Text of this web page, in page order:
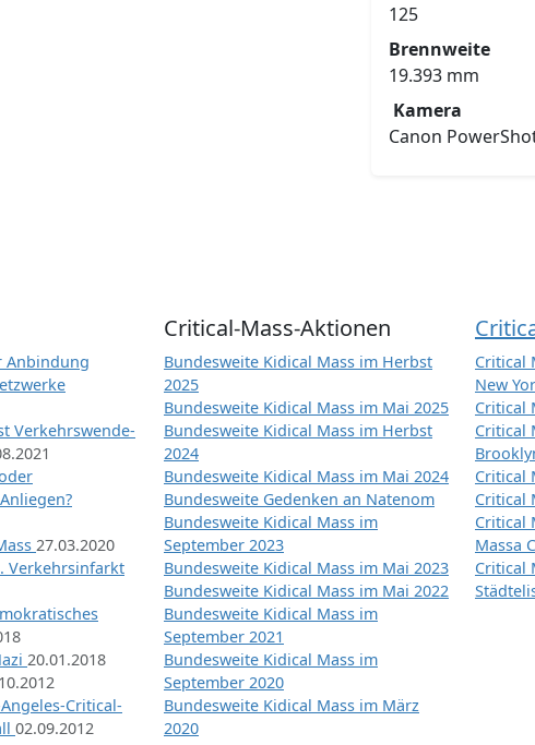
125
Brennweite
19.393 mm
Kamera
Canon
Anbindung
Verkehrswende-
27.03.2020
Verkehrsinfarkt
20.01.2018
Critical-
02.09.2012
Critical-Mass-Aktionen
Bundesweite Kidical Mass im Herbst
2025
Bundesweite Kidical Mass im Mai 2025
Bundesweite Kidical Mass im Herbst
2024
Bundesweite Kidical Mass im Mai 2024
Bundesweite Gedenken an Natenom
Bundesweite Kidical Mass im
September 2023
Bundesweite Kidical Mass im Mai 2023
Bundesweite Kidical Mass im Mai 2022
Bundesweite Kidical Mass im
September 2021
Bundesweite Kidical Mass im
September 2020
Bundesweite Kidical Mass im März
2020
Critical
New
Critical
Critical
Critical
Critical
Critical
Massa
Critical